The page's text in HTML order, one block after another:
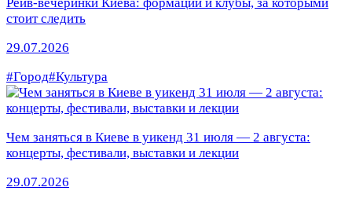
стоит следить
29.07.2026
#Город#Культура
Чем заняться в Киеве в уикенд 31 июля — 2 августа:
концерты, фестивали, выставки и лекции
29.07.2026